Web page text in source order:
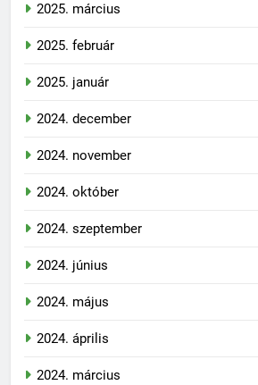
2025. március
2025. február
2025. január
2024. december
2024. november
2024. október
2024. szeptember
2024. június
2024. május
2024. április
2024. március